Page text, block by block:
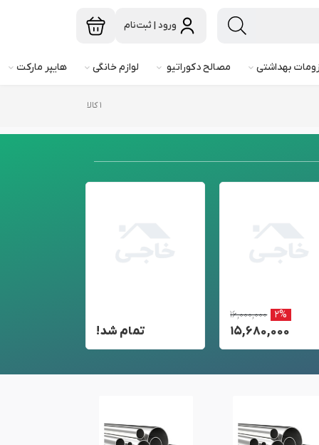
ورود | ثبت‌نام
بهداشتی مصالح دکوراتیو لوازم خانگی هایپر مارکت
۱ کالا
۱۶,۰۰۰,۰۰۰ ۲%
۱۵,۶۸۰,۰۰۰ تمام شد!